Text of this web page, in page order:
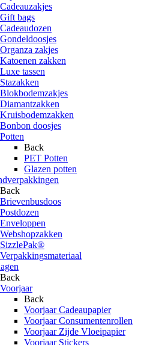
Cadeauzakjes
Gift bags
Cadeaudozen
Gondeldoosjes
Organza zakjes
Katoenen zakken
Luxe tassen
Stazakken
Blokbodemzakjes
Diamantzakken
Kruisbodemzakken
Bonbon doosjes
Potten
Back
PET Potten
Glazen potten
Back
Brievenbusdoos
Postdozen
Enveloppen
Webshopzakken
SizzlePak®
Verpakkingsmateriaal
Back
Voorjaar
Back
Voorjaar Cadeaupapier
Voorjaar Consumentenrollen
Voorjaar Zijde Vloeipapier
Voorjaar Stickers